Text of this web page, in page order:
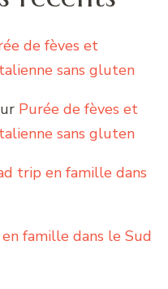
de fèves et
sans gluten
Purée de fèves et
sans gluten
trip en famille dans
famille dans le Sud